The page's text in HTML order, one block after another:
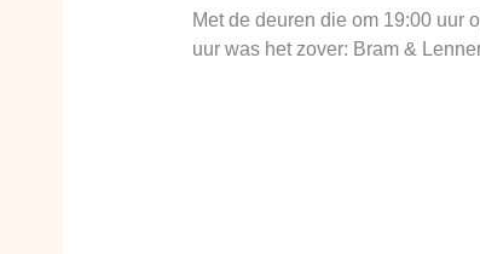
Met de deuren die om 19:00 uur
uur was het zover: Bram &